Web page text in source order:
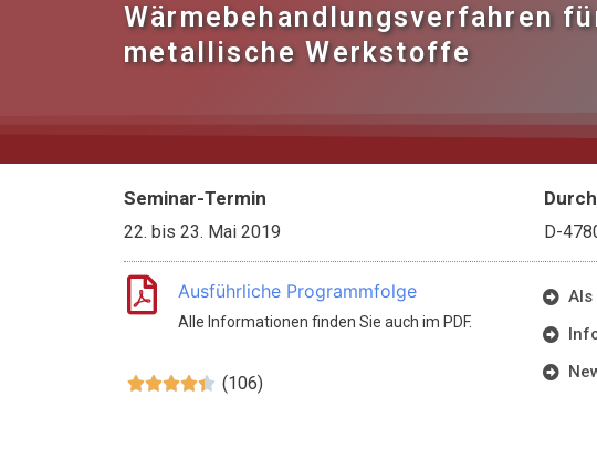
Wärmebehandlungsverfahren
metallische Werkstoffe
Seminar-Termin
22. bis 23. Mai 2019 D-
Ausführliche Programmfolge
Alle Informationen finden Sie auch im PDF.
 (106)
Als